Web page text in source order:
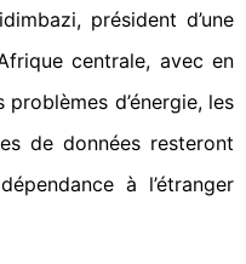
président d’une
centrale, avec en
d’énergie, les
de données resteront
à l’étranger